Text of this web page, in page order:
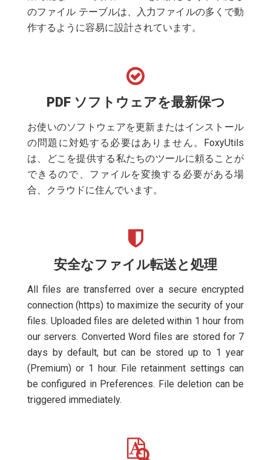
のファイル テーブルは、入力ファイルの多くで動
作するように容易に設計されています。
PDF ソフトウェアを最新保つ
お使いのソフトウェアを更新またはインストール
の問題に対処する必要はありません。FoxyUtils
は、どこを提供する私たちのツールに頼ることが
できるので、ファイルを変換する必要がある場
合、クラウドに住んでいます。
安全なファイル転送と処理
All files are transferred over a secure encrypted
connection (https) to maximize the security of your
files. Uploaded files are deleted within 1 hour from
our servers. Converted Word files are stored for 7
days by default, but can be stored up to 1 year
(Premium) or 1 hour. File retainment settings can
be configured in Preferences. File deletion can be
triggered immediately.